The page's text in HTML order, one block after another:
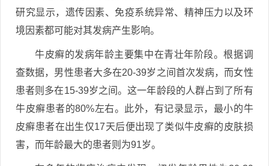
研究显示，遗传因素、免疫系统异常、精神压力以及环
境因素都可能对其发病产生影响。
牛皮癣的发病年龄主要集中在青壮年阶段。根据调
查数据，男性患者大多在20-39岁之间首次发病，而女性
患者则多在15-39岁之间。这一年龄段的人群占到了所有
牛皮癣患者的80%左右。此外，有记录显示，最小的牛
皮癣患者在出生仅17天后便出现了类似牛皮癣的皮肤损
害，而年龄最大的患者则为91岁。